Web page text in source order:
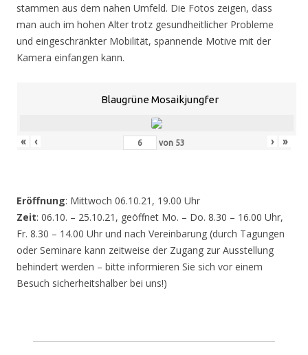
stammen aus dem nahen Umfeld. Die Fotos zeigen, dass
man auch im hohen Alter trotz gesundheitlicher Probleme
und eingeschränkter Mobilität, spannende Motive mit der
Kamera einfangen kann.
Blaugrüne Mosaikjungfer
« ‹ von 53 › »
Eröffnung: Mittwoch 06.10.21, 19.00 Uhr
Zeit: 06.10. – 25.10.21, geöffnet Mo. – Do. 8.30 – 16.00 Uhr,
Fr. 8.30 – 14.00 Uhr und nach Vereinbarung (durch Tagungen
oder Seminare kann zeitweise der Zugang zur Ausstellung
behindert werden – bitte informieren Sie sich vor einem
Besuch sicherheitshalber bei uns!)